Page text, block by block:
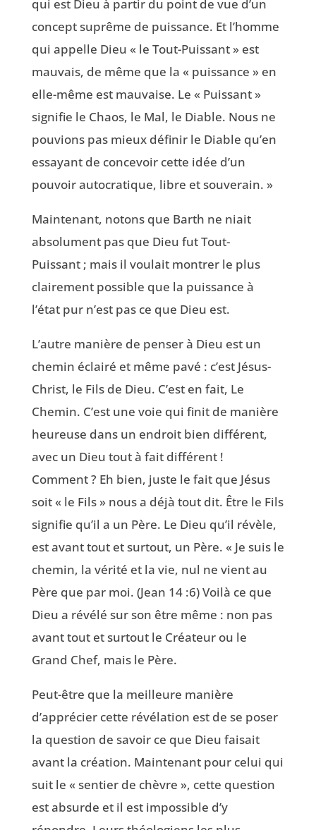
qui est Dieu à partir du point de vue d’un
concept suprême de puissance. Et l’homme
qui appelle Dieu « le Tout-Puissant » est
mauvais, de même que la « puissance » en
elle-même est mauvaise. Le « Puissant »
signifie le Chaos, le Mal, le Diable. Nous ne
pouvions pas mieux définir le Diable qu’en
essayant de concevoir cette idée d’un
pouvoir autocratique, libre et souverain. »
Maintenant, notons que Barth ne niait
absolument pas que Dieu fut Tout-
Puissant ; mais il voulait montrer le plus
clairement possible que la puissance à
l’état pur n’est pas ce que Dieu est.
L’autre manière de penser à Dieu est un
chemin éclairé et même pavé : c’est Jésus-
Christ, le Fils de Dieu. C’est en fait, Le
Chemin. C’est une voie qui finit de manière
heureuse dans un endroit bien différent,
avec un Dieu tout à fait différent !
Comment ? Eh bien, juste le fait que Jésus
soit « le Fils » nous a déjà tout dit. Être le Fils
signifie qu’il a un Père. Le Dieu qu’il révèle,
est avant tout et surtout, un Père. « Je suis le
chemin, la vérité et la vie, nul ne vient au
Père que par moi. (Jean 14 :6) Voilà ce que
Dieu a révélé sur son être même : non pas
avant tout et surtout le Créateur ou le
Grand Chef, mais le Père.
Peut-être que la meilleure manière
d’apprécier cette révélation est de se poser
la question de savoir ce que Dieu faisait
avant la création. Maintenant pour celui qui
suit le « sentier de chèvre », cette question
est absurde et il est impossible d’y